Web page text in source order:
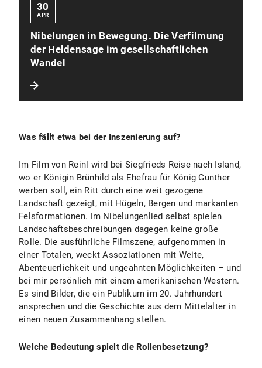
30
APR
Nibelungen in Bewegung. Die Verfilmung
der Heldensage im gesellschaftlichen
Wandel
Was fällt etwa bei der Inszenierung auf?
Im Film von Reinl wird bei Siegfrieds Reise nach Island,
wo er Königin Brünhild als Ehefrau für König Gunther
werben soll, ein Ritt durch eine weit gezogene
Landschaft gezeigt, mit Hügeln, Bergen und markanten
Felsformationen. Im Nibelungenlied selbst spielen
Landschaftsbeschreibungen dagegen keine große
Rolle. Die ausführliche Filmszene, aufgenommen in
einer Totalen, weckt Assoziationen mit Weite,
Abenteuerlichkeit und ungeahnten Möglichkeiten – und
bei mir persönlich mit einem amerikanischen Western.
Es sind Bilder, die ein Publikum im 20. Jahrhundert
ansprechen und die Geschichte aus dem Mittelalter in
einen neuen Zusammenhang stellen.
Welche Bedeutung spielt die Rollenbesetzung?